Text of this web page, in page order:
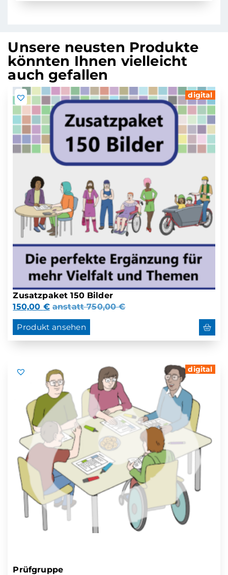
Unsere neusten Produkte
könnten Ihnen vielleicht
auch gefallen
digital
Zusatzpaket 150 Bilder
150,00 € anstatt750,00€
Produkt ansehen
digital
Prüfgruppe